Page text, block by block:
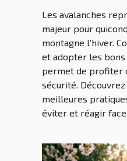
Les avalanches
majeur pour
montagne l’hiver.
et adopter les
permet de profiter
sécurité.
meilleures
éviter et réagir face